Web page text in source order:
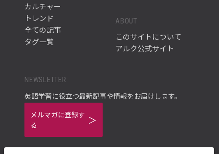
カルチャー
トレンド
全ての記事
タグ一覧
ABOUT
このサイトについて
アルク公式サイト
NEWSLETTER
英語学習に役立つ最新記事や情報をお届けします。
メルマガに登録す
る